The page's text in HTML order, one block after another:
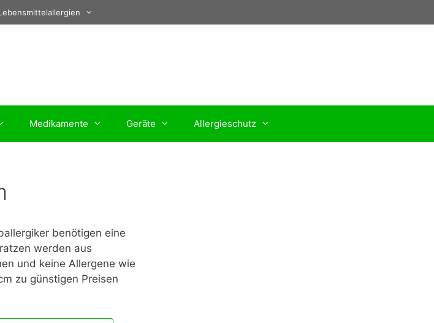
Medikamente Geräte Allergieschutz
benötigen eine
werden aus
und keine Allergene wie
zu günstigen Preisen